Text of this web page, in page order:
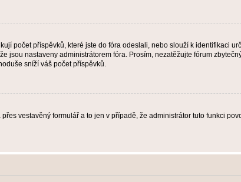
počet příspěvků, které jste do fóra odeslali, nebo slouží k identifikaci
jsou nastaveny administrátorem fóra. Prosím, nezatěžujte fórum
sníží váš počet příspěvků.
vestavěný formulář a to jen v případě, že administrátor tuto funkci